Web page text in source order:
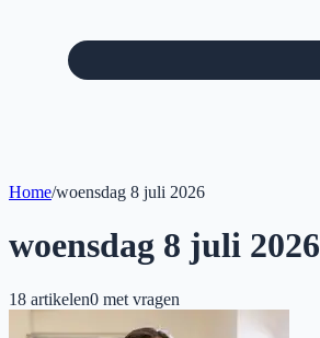
Home/woensdag 8 juli 2026
woensdag 8 juli 2026
18 artikelen0 met vragen